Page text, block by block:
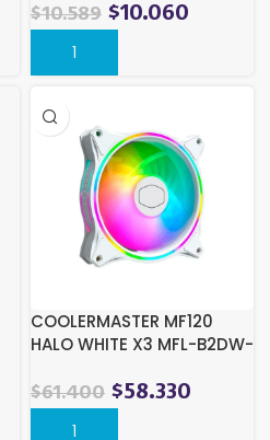
$10.589 $10.060
COOLERMASTER MF120
HALO WHITE X3 MFL-B2DW-
$61.400 $58.330